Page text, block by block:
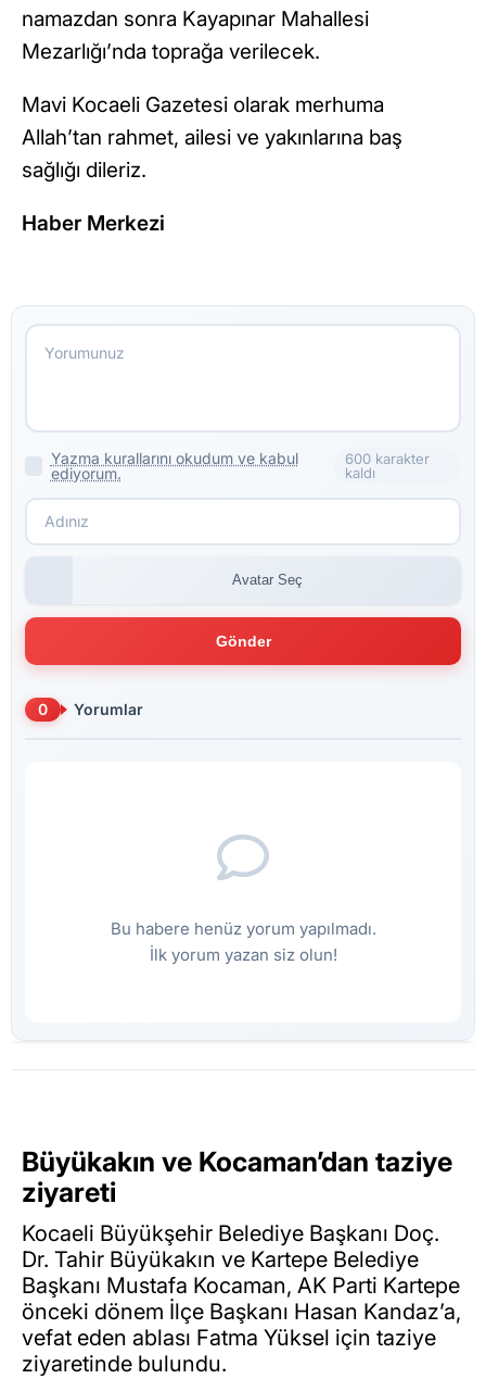
namazdan sonra Kayapınar Mahallesi
Mezarlığı’nda toprağa verilecek.
Mavi Kocaeli Gazetesi olarak merhuma
Allah’tan rahmet, ailesi ve yakınlarına baş
sağlığı dileriz.
Haber Merkezi
Yazma kurallarını okudum ve kabul
ediyorum.
600 karakter
kaldı
Avatar Seç
Gönder
0 Yorumlar
Bu habere henüz yorum yapılmadı.
İlk yorum yazan siz olun!
Büyükakın ve Kocaman’dan taziye
ziyareti
Kocaeli Büyükşehir Belediye Başkanı Doç.
Dr. Tahir Büyükakın ve Kartepe Belediye
Başkanı Mustafa Kocaman, AK Parti Kartepe
önceki dönem İlçe Başkanı Hasan Kandaz’a,
vefat eden ablası Fatma Yüksel için taziye
ziyaretinde bulundu.